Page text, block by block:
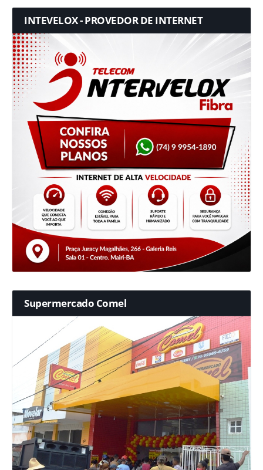
INTEVELOX - PROVEDOR DE INTERNET
Supermercado Comel